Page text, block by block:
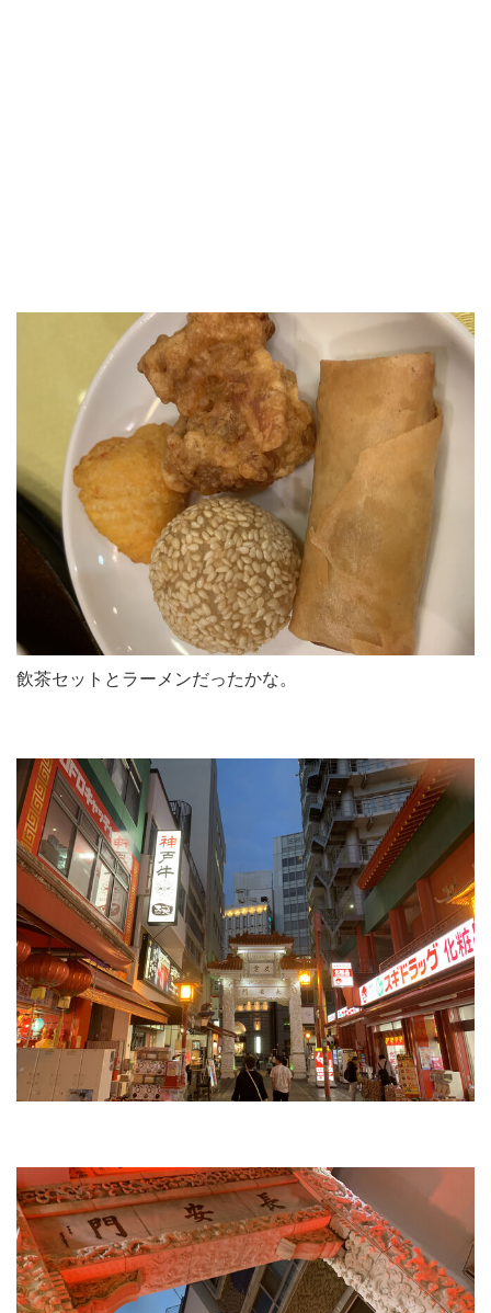
飲茶セットとラーメンだったかな。